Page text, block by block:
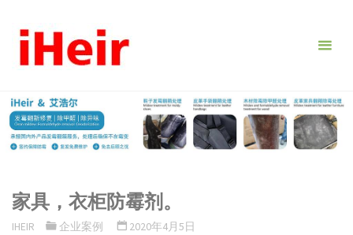
容。
家具，衣柜防霉剂。
IHEIR 企业案例 2020年4月5日